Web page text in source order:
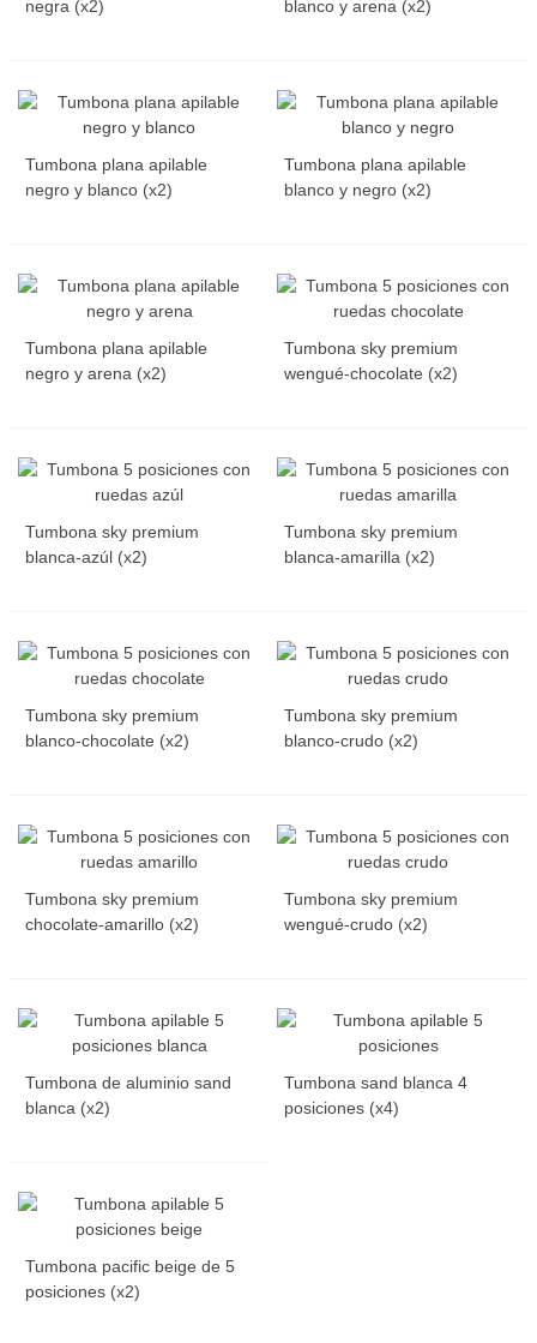
negra (x2)
blanco y arena (x2)
Tumbona plana apilable
negro y blanco (x2)
Tumbona plana apilable
blanco y negro (x2)
Tumbona plana apilable
negro y arena (x2)
Tumbona sky premium
wengué-chocolate (x2)
Tumbona sky premium
blanca-azúl (x2)
Tumbona sky premium
blanca-amarilla (x2)
Tumbona sky premium
blanco-chocolate (x2)
Tumbona sky premium
blanco-crudo (x2)
Tumbona sky premium
chocolate-amarillo (x2)
Tumbona sky premium
wengué-crudo (x2)
Tumbona de aluminio sand
blanca (x2)
Tumbona sand blanca 4
posiciones (x4)
Tumbona pacific beige de 5
posiciones (x2)